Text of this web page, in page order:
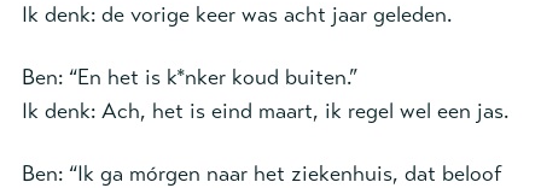
Ik denk: de vorige keer was acht jaar geleden.
Ben: “En het is k*nker koud buiten.”
Ik denk: Ach, het is eind maart, ik regel wel een jas.
Ben: “Ik ga mórgen naar het ziekenhuis, dat beloof